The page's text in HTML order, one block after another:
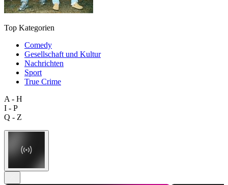
Top Kategorien
Comedy
Gesellschaft und Kultur
Nachrichten
Sport
True Crime
A - H
I - P
Q - Z